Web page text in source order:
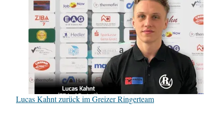
Lucas Kahnt zurück im Greizer Ringerteam